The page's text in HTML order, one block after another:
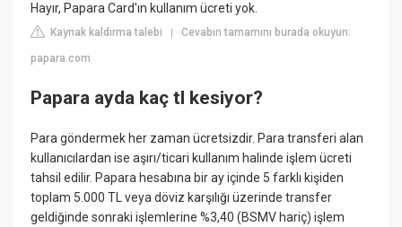
Hayır, Papara Card'ın kullanım ücreti yok.
Kaynak kaldırma talebi |Cevabın tamamını burada okuyun:
papara.com
Papara ayda kaç tl kesiyor?
Para göndermek her zaman ücretsizdir. Para transferi alan
kullanıcılardan ise aşırı/ticari kullanım halinde işlem ücreti
tahsil edilir. Papara hesabına bir ay içinde 5 farklı kişiden
toplam 5.000 TL veya döviz karşılığı üzerinde transfer
geldiğinde sonraki işlemlerine %3,40 (BSMV hariç) işlem